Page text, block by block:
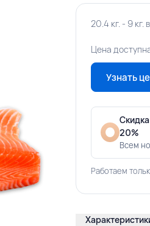
20.4 кг. - 9 кг.
Цена
Узнать
20%
Всем
Работаем